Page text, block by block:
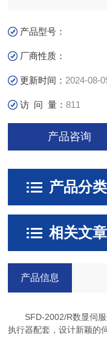
产品型号：
厂商性质：
更新时间： 2024-08-
访 问 量：811
产品咨询
产品分类
相关文章
产品信息
SFD-2002/R数显伺服
执行器配套，设计新颖的